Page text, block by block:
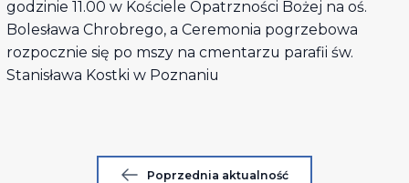
godzinie 11.00 w Kościele Opatrzności Bożej na oś.
Bolesława Chrobrego, a Ceremonia pogrzebowa
rozpocznie się po mszy na cmentarzu parafii św.
Stanisława Kostki w Poznaniu
Poprzednia aktualność